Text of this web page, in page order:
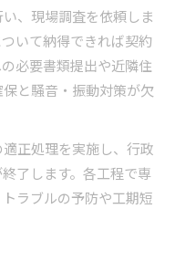
りの流れを解説
手続きとは
解体工事
る疑問を解決
先と窓口の選び方
と注意点
ズに進めるコツ
談方法とは
＆A集
、現場調査を依頼しま
いて納得できれば契約
必要書類提出や近隣住
と騒音・振動対策が欠
正処理を実施し、行政
了します。各工程で専
ラブルの予防や工期短